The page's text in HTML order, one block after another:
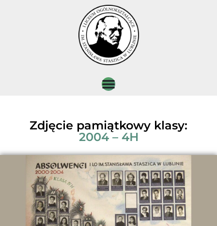
Zdjęcie pamiątkowy klasy:
2004 – 4H